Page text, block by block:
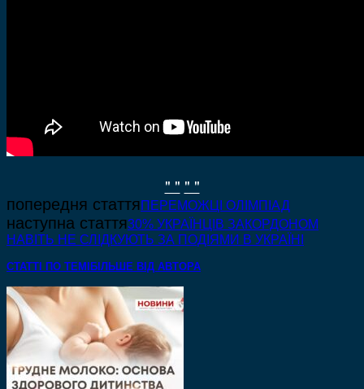
" " " "
попередня статтяПЕРЕМОЖЦІ ОЛІМПІАД
наступна стаття30% УКРАЇНЦІВ ЗАКОРДОНОМ
НАВІТЬ НЕ СЛІДКУЮТЬ ЗА ПОДІЯМИ В УКРАЇНІ
СТАТТІ ПО ТЕМІ БІЛЬШЕ ВІД АВТОРА